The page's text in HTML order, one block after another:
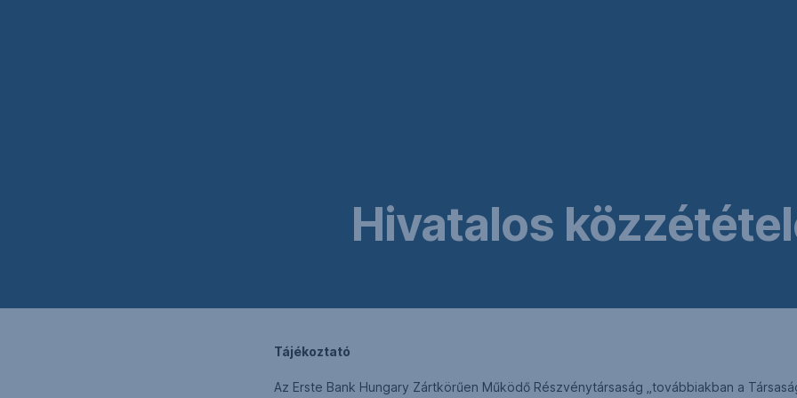
Hivatalos
Tájékoztató
Az Erste Bank Hungary Zártkörűen Működő Részvénytársaság „továbbiakban a